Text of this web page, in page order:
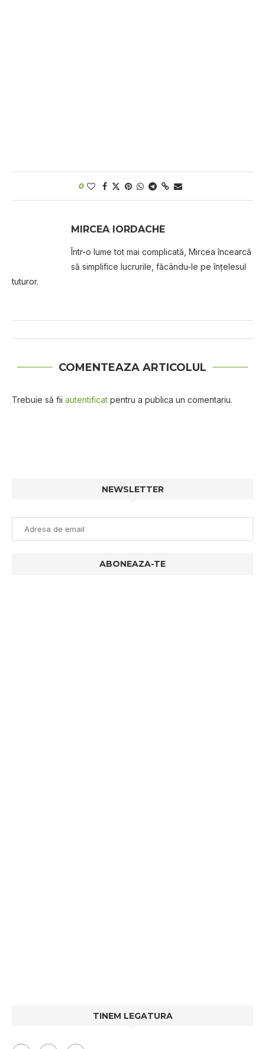
0
MIRCEA IORDACHE
Într-o lume tot mai complicată, Mircea încearcă
să simplifice lucrurile, făcându-le pe înțelesul
tuturor.
COMENTEAZA ARTICOLUL
Trebuie să fii autentificat pentru a publica un comentariu.
NEWSLETTER
TINEM LEGATURA